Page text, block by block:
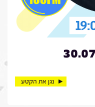
נגן את הקטע